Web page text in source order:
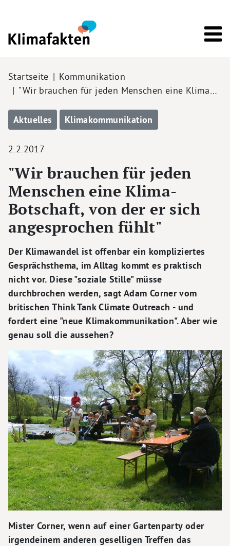
Pfadnavigation
Startseite
Kommunikation
"Wir brauchen für jeden Menschen eine Klima…
Aktuelles Klimakommunikation
2.2.2017
"Wir brauchen für jeden
Menschen eine Klima-
Botschaft, von der er sich
angesprochen fühlt"
Der Klimawandel ist offenbar ein kompliziertes
Gesprächsthema, im Alltag kommt es praktisch
nicht vor. Diese "soziale Stille" müsse
durchbrochen werden, sagt Adam Corner vom
britischen Think Tank Climate Outreach - und
fordert eine "neue Klimakommunikation". Aber wie
genau soll die aussehen?
Mister Corner, wenn auf einer Gartenparty oder
irgendeinem anderen geselligen Treffen das